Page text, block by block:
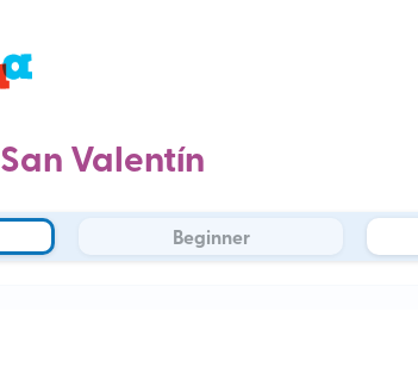
San Valentín
Beginner